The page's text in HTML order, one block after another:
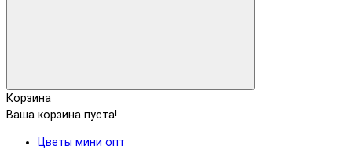
Корзина
Ваша корзина пуста!
Цветы мини опт